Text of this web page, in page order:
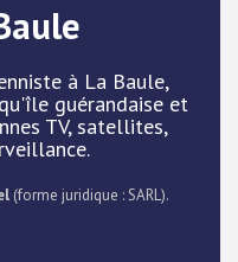
à La Baule,
guérandaise et
TV, satellites,
(forme juridique : SARL).